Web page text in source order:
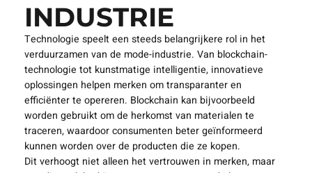
INDUSTRIE
Technologie speelt een steeds belangrijkere rol in het
verduurzamen van de mode-industrie. Van blockchain-
technologie tot kunstmatige intelligentie, innovatieve
oplossingen helpen merken om transparanter en
efficiënter te opereren. Blockchain kan bijvoorbeeld
worden gebruikt om de herkomst van materialen te
traceren, waardoor consumenten beter geïnformeerd
kunnen worden over de producten die ze kopen.
Dit verhoogt niet alleen het vertrouwen in merken, maar